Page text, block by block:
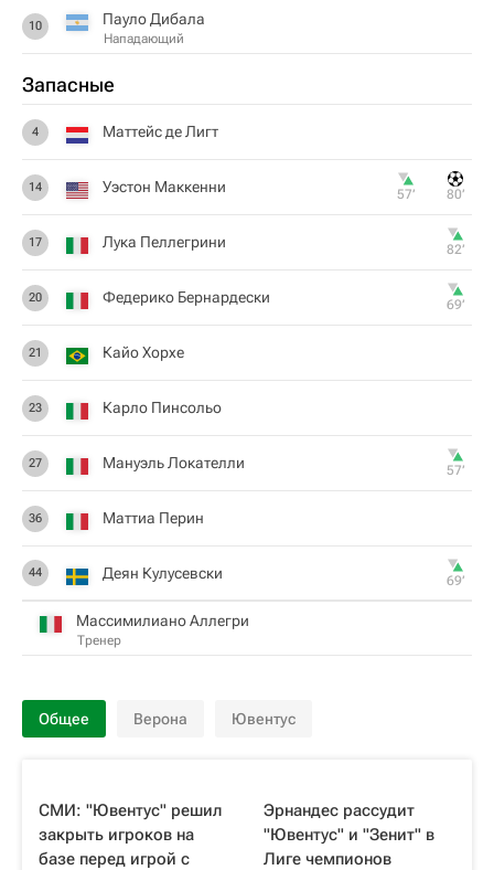
10 Пауло Дибала
Нападающий
Запасные
4 Маттейс де Лигт
14 Уэстон Маккенни 57‎’‎ 80‎’‎
17 Лука Пеллегрини 82‎’‎
20 Федерико Бернардески 69‎’‎
21 Кайо Хорхе
23 Карло Пинсольо
27 Мануэль Локателли 57‎’‎
36 Маттиа Перин
44 Деян Кулусевски 69‎’‎
Массимилиано Аллегри
Тренер
Общее Верона Ювентус
СМИ: "Ювентус" решил
закрыть игроков на
базе перед игрой с
Эрнандес рассудит
"Ювентус" и "Зенит" в
Лиге чемпионов